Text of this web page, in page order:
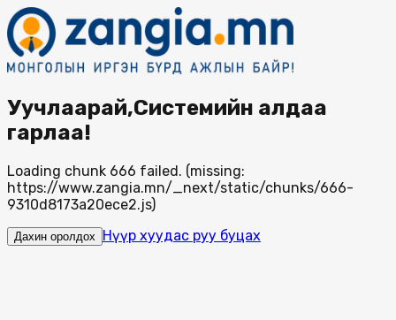
Уучлаарай,Системийн алдаа
гарлаа!
Loading chunk 666 failed. (missing:
https://www.zangia.mn/_next/static/chunks/666-
9310d8173a20ece2.js)
Дахин оролдох Нүүр хуудас руу буцах